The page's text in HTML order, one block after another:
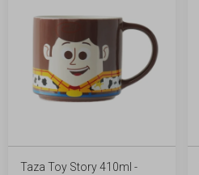
Taza Toy Story 410ml -